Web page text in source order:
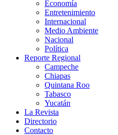
Economía
Entretenimiento
Internacional
Medio Ambiente
Nacional
Política
Reporte Regional
Campeche
Chiapas
Quintana Roo
Tabasco
Yucatán
La Revista
Directorio
Contacto